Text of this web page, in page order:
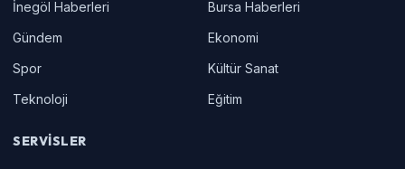
İnegöl Haberleri
Bursa Haberleri
Gündem
Ekonomi
Spor
Kültür Sanat
Teknoloji
Eğitim
SERVISLER